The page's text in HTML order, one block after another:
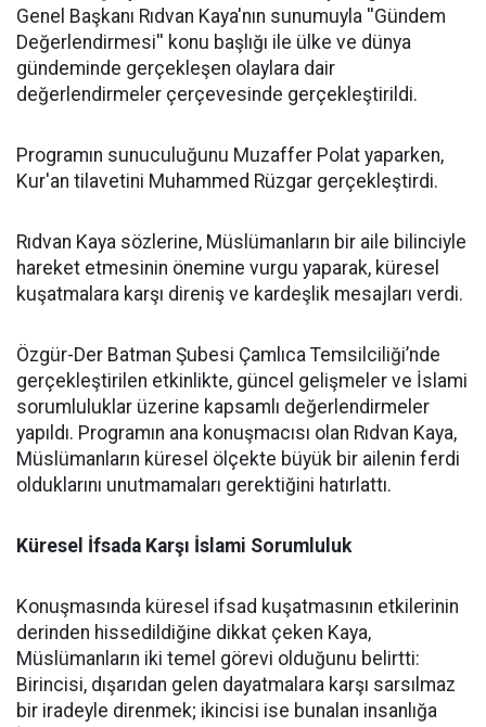
Genel Başkanı Rıdvan Kaya'nın sunumuyla ''Gündem
Değerlendirmesi'' konu başlığı ile ülke ve dünya
gündeminde gerçekleşen olaylara dair
değerlendirmeler çerçevesinde gerçekleştirildi.
Programın sunuculuğunu Muzaffer Polat yaparken,
Kur'an tilavetini Muhammed Rüzgar gerçekleştirdi.
Rıdvan Kaya sözlerine, Müslümanların bir aile bilinciyle
hareket etmesinin önemine vurgu yaparak, küresel
kuşatmalara karşı direniş ve kardeşlik mesajları verdi.
Özgür-Der Batman Şubesi Çamlıca Temsilciliği’nde
gerçekleştirilen etkinlikte, güncel gelişmeler ve İslami
sorumluluklar üzerine kapsamlı değerlendirmeler
yapıldı. Programın ana konuşmacısı olan Rıdvan Kaya,
Müslümanların küresel ölçekte büyük bir ailenin ferdi
olduklarını unutmamaları gerektiğini hatırlattı.
Küresel İfsada Karşı İslami Sorumluluk
Konuşmasında küresel ifsad kuşatmasının etkilerinin
derinden hissedildiğine dikkat çeken Kaya,
Müslümanların iki temel görevi olduğunu belirtti:
Birincisi, dışarıdan gelen dayatmalara karşı sarsılmaz
bir iradeyle direnmek; ikincisi ise bunalan insanlığa